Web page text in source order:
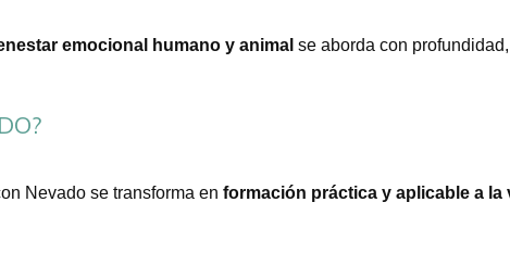
emocional humano y animal se aborda con
Nevado se transforma en formación práctica y aplicable a la